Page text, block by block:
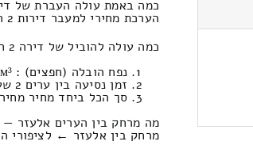
כמה באמת עולה העברת של דירה 2 חדרים מאלעזר
הערכת מחירי למעבר דירות 2 חדרים מאלעזר לציפורי 4400 – 3300 שקל
כמה עולה להוביל של דירה 2 חדרים במחירון הובלות (ציפורי‎←‏אלעזר-יפו) ?
נפח הובלה (חפצים) : 20.61м³ | משקל : 1056 ק”ג. / טעינה ופריקה: 1967.39 ₪
זמן נסיעה בין ערים 2 שעות , 0 דקות / מחיר נסיעה 1400.79 שקל
סך הכל ביחד מחיר מחירון:
מה מרחק בין הערים אלעזר —
מרחק בין אלעזר ← לציפורי הוא : 168.29